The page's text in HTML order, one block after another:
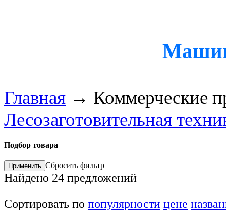
Главная → Коммерческие
Лесозаготовительная
Подбор товара
Сбросить фильтр
Найдено 24 предложений
Сортировать по популярности цене